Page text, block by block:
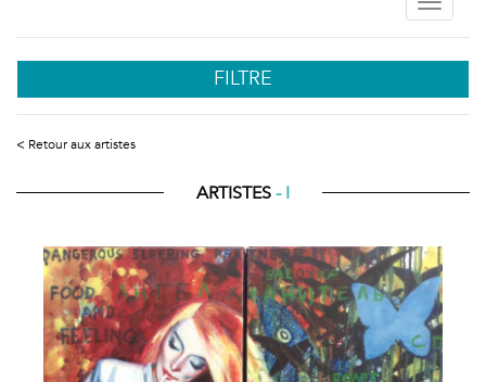
FILTRE
< Retour aux artistes
ARTISTES- I